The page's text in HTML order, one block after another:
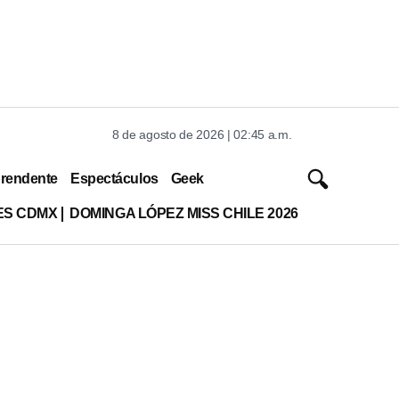
8 de agosto de 2026 | 02:45 a.m.
Espectáculos Geek
CDMX DOMINGA LÓPEZ MISS CHILE 2026